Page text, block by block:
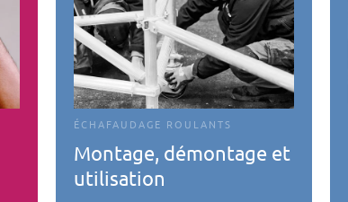
ÉCHAFAUDAGE ROULANTS
Montage, démontage et
utilisation